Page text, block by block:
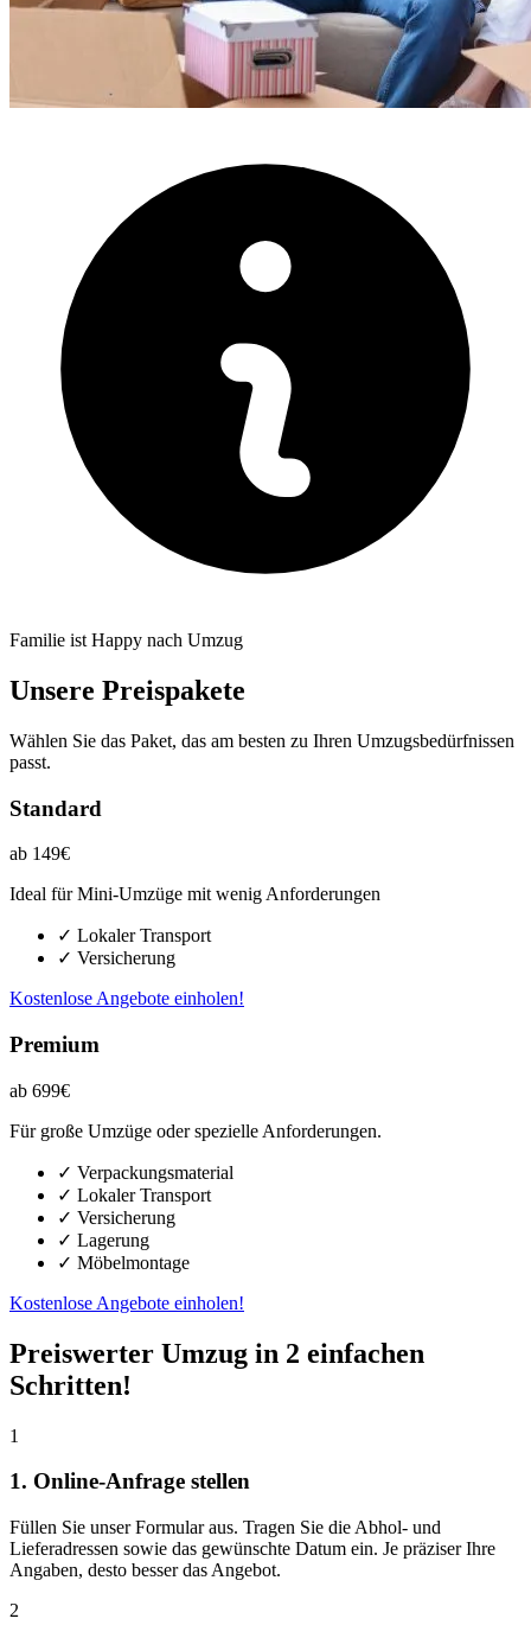
Familie ist Happy nach Umzug
Unsere Preispakete
Wählen Sie das Paket, das am besten zu Ihren Umzugsbedürfnissen
passt.
Standard
ab 149€
Ideal für Mini-Umzüge mit wenig Anforderungen
✓ Lokaler Transport
✓ Versicherung
Kostenlose Angebote einholen!
Premium
ab 699€
Für große Umzüge oder spezielle Anforderungen.
✓ Verpackungsmaterial
✓ Lokaler Transport
✓ Versicherung
✓ Lagerung
✓ Möbelmontage
Kostenlose Angebote einholen!
Preiswerter Umzug in 2 einfachen
Schritten!
1
1. Online-Anfrage stellen
Füllen Sie unser Formular aus. Tragen Sie die Abhol- und
Lieferadressen sowie das gewünschte Datum ein. Je präziser Ihre
Angaben, desto besser das Angebot.
2